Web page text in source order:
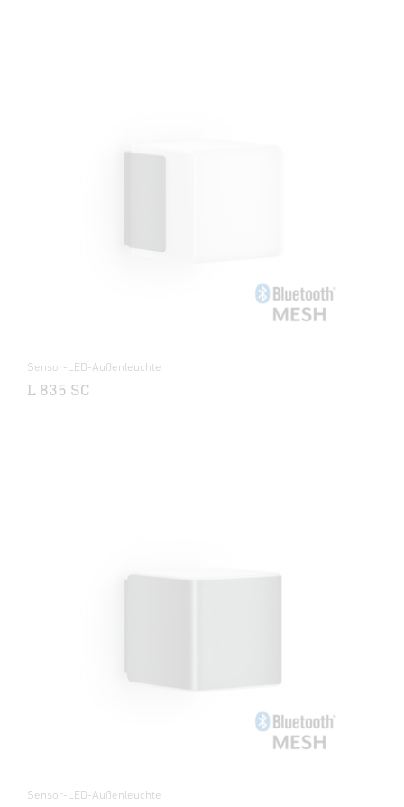
Sensor-LED-Außenleuchte
L 835 SC
Sensor-LED-Außenleuchte